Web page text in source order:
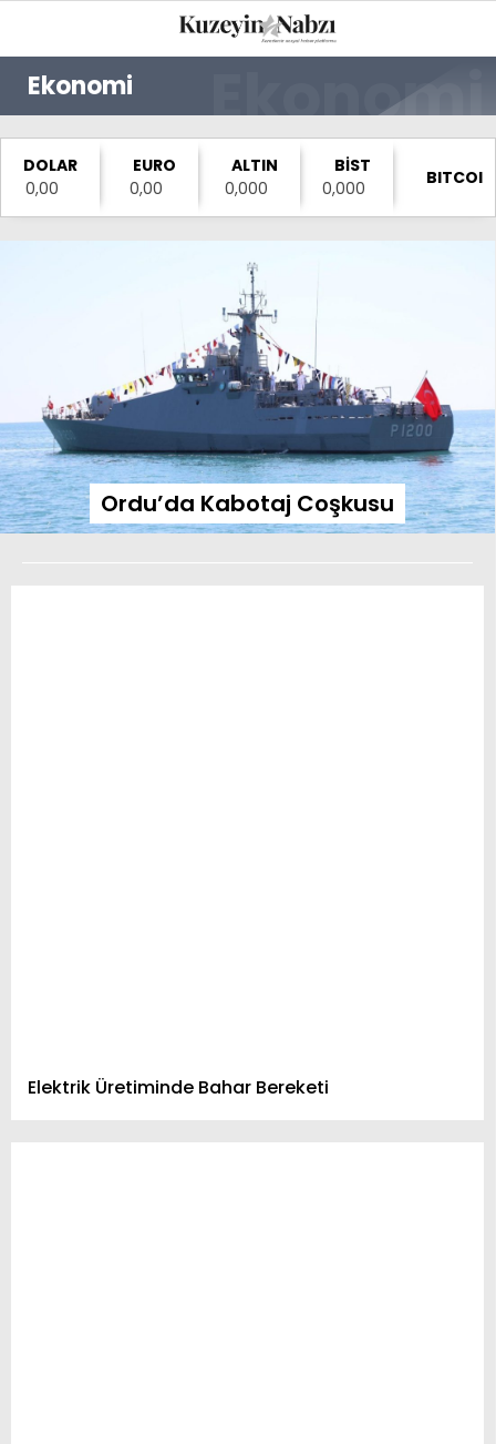
22.6
TRABZON
GALERİ VİDEO YAZARLAR
GÜNDEM
MAGAZIN
SAĞLIK
TEKNOLOJI
DIĞER
Ekonomi
DOLAR
0,00
EURO
0,00
ALTIN
0,000
BİST
0,000
BITCOIN
Ordu’da Kabotaj Coşkusu
Elektrik Üretiminde Bahar Bereketi